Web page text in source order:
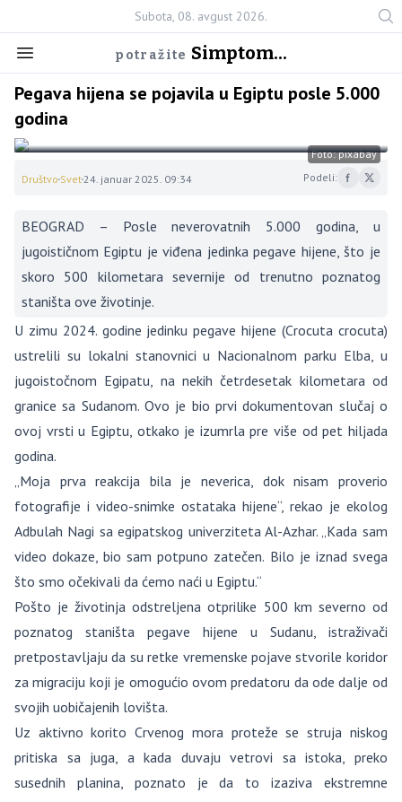
Subota, 08. avgust 2026.
potražite Simptom...
Pegava hijena se pojavila u Egiptu posle 5.000
godina
Foto: pixabay
Društvo Svet24. januar 2025. 09:34 Podeli:
BEOGRAD – Posle neverovatnih 5.000 godina, u
jugoističnom Egiptu je viđena jedinka pegave hijene, što je
skoro 500 kilometara severnije od trenutno poznatog
staništa ove životinje.
U zimu 2024. godine jedinku pegave hijene (Crocuta crocuta)
ustrelili su lokalni stanovnici u Nacionalnom parku Elba, u
jugoistočnom Egipatu, na nekih četrdesetak kilometara od
granice sa Sudanom. Ovo je bio prvi dokumentovan slučaj o
ovoj vrsti u Egiptu, otkako je izumrla pre više od pet hiljada
godina.
„Moja prva reakcija bila je neverica, dok nisam proverio
fotografije i video-snimke ostataka hijene“, rekao je ekolog
Adbulah Nagi sa egipatskog univerziteta Al-Azhar. „Kada sam
video dokaze, bio sam potpuno zatečen. Bilo je iznad svega
što smo očekivali da ćemo naći u Egiptu.“
Pošto je životinja odstreljena otprilike 500 km severno od
poznatog staništa pegave hijene u Sudanu, istraživači
pretpostavljaju da su retke vremenske pojave stvorile koridor
za migraciju koji je omogućio ovom predatoru da ode dalje od
svojih uobičajenih lovišta.
Uz aktivno korito Crvenog mora proteže se struja niskog
pritiska sa juga, a kada duvaju vetrovi sa istoka, preko
susednih planina, poznato je da to izaziva ekstremne